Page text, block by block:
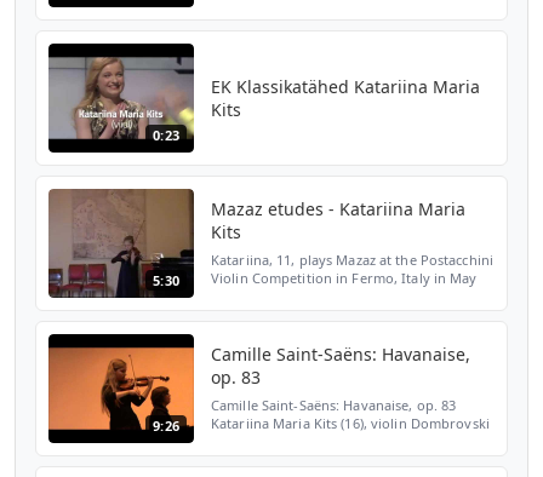
0:23
EK Klassikatähed Katariina Maria
Kits
5:30
Mazaz etudes - Katariina Maria
Kits
Katariina, 11, plays Mazaz at the Postacchini
Violin Competition in Fermo, Italy in May
9:26
Camille Saint-Saëns: Havanaise,
op. 83
Camille Saint-Saëns: Havanaise, op. 83
Katariina Maria Kits (16), violin Dombrovski